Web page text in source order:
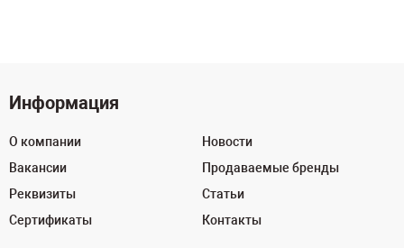
Информация
О компании
Вакансии
Реквизиты
Сертификаты
Новости
Продаваемые бренды
Статьи
Контакты